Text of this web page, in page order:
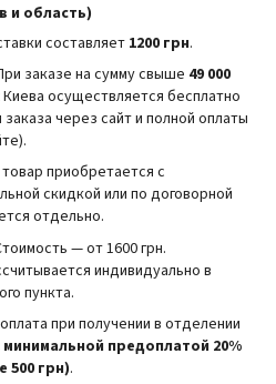
и область)
составляет 1200 грн.
заказе на сумму свыше 49 000
осуществляется бесплатно
через сайт и полной оплаты
приобретается с
скидкой или по договорной
отдельно.
— от 1600 грн.
индивидуально в
пункта.
при получении в отделении
минимальной предоплатой 20%
500 грн).